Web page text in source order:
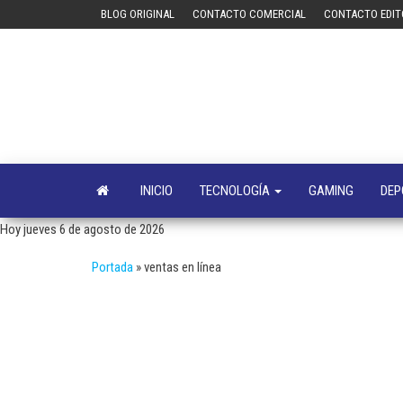
BLOG ORIGINAL CONTACTO COMERCIAL CONTACTO
INICIO TECNOLOGÍA GAMING
Hoy jueves 6 de agosto de 2026
Portada »ventas en línea